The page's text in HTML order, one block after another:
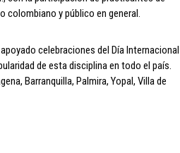
colombiano y público en general.
celebraciones del Día Internacional
de esta disciplina en todo el país.
Barranquilla, Palmira, Yopal, Villa de